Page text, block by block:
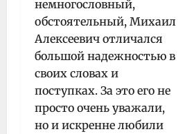
немногословный,
обстоятельный, Михаил
Алексеевич отличался
большой надежностью в
своих словах и
поступках. За это его не
просто очень уважали,
но и искренне любили